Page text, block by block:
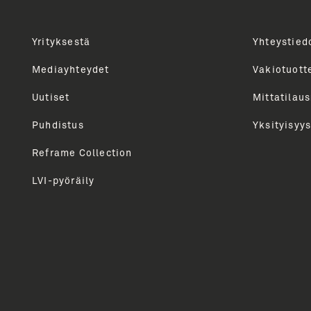
kautta. Tarjoamme sinulle parhaat sisällöt, vinkit,
Yrityksestä
Mediayhteydet
Uutiset
Puhdistus
Reframe Collection
LVI-pyöräily